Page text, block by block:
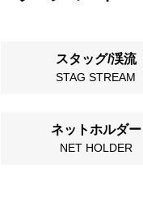
スタッグ/渓流
STAG STREAM
ネットホルダー
NET HOLDER